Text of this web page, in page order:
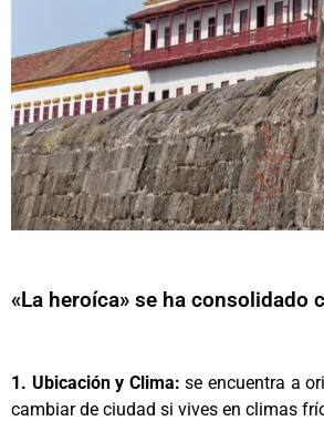
«La heroíca» se ha
1. Ubicación y Clima:se encuentra a
cambiar de ciudad si vives en climas